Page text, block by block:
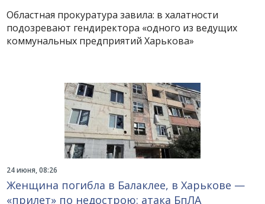
Областная прокуратура завила: в халатности
подозревают гендиректора «одного из ведущих
коммунальных предприятий Харькова»
24 июня, 08:26
Женщина погибла в Балаклее, в Харькове —
«прилет» по недострою: атака БпЛА